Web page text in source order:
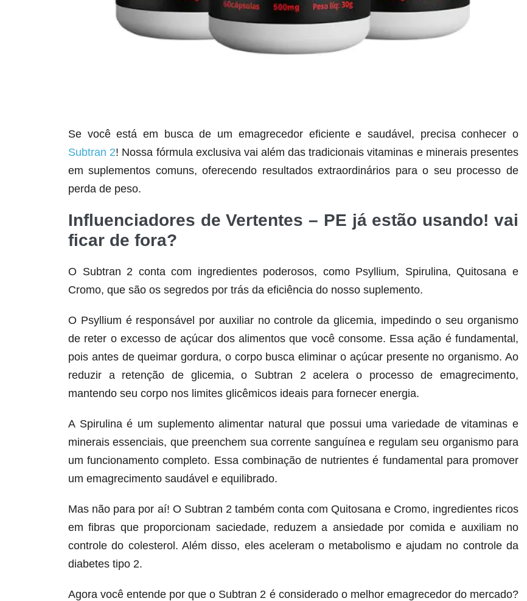
Se você está em busca de um emagrecedor eficiente e saudável, precisa conhecer o
Subtran 2! Nossa fórmula exclusiva vai além das tradicionais vitaminas e minerais presentes
em suplementos comuns, oferecendo resultados extraordinários para o seu processo de
perda de peso.
Influenciadores de Vertentes – PE já estão usando! vai
ficar de fora?
O Subtran 2 conta com ingredientes poderosos, como Psyllium, Spirulina, Quitosana e
Cromo, que são os segredos por trás da eficiência do nosso suplemento.
O Psyllium é responsável por auxiliar no controle da glicemia, impedindo o seu organismo
de reter o excesso de açúcar dos alimentos que você consome. Essa ação é fundamental,
pois antes de queimar gordura, o corpo busca eliminar o açúcar presente no organismo. Ao
reduzir a retenção de glicemia, o Subtran 2 acelera o processo de emagrecimento,
mantendo seu corpo nos limites glicêmicos ideais para fornecer energia.
A Spirulina é um suplemento alimentar natural que possui uma variedade de vitaminas e
minerais essenciais, que preenchem sua corrente sanguínea e regulam seu organismo para
um funcionamento completo. Essa combinação de nutrientes é fundamental para promover
um emagrecimento saudável e equilibrado.
Mas não para por aí! O Subtran 2 também conta com Quitosana e Cromo, ingredientes ricos
em fibras que proporcionam saciedade, reduzem a ansiedade por comida e auxiliam no
controle do colesterol. Além disso, eles aceleram o metabolismo e ajudam no controle da
diabetes tipo 2.
Agora você entende por que o Subtran 2 é considerado o melhor emagrecedor do mercado?
Seca Já Detox – O Fim da gordura
localizada
Ver detalhes